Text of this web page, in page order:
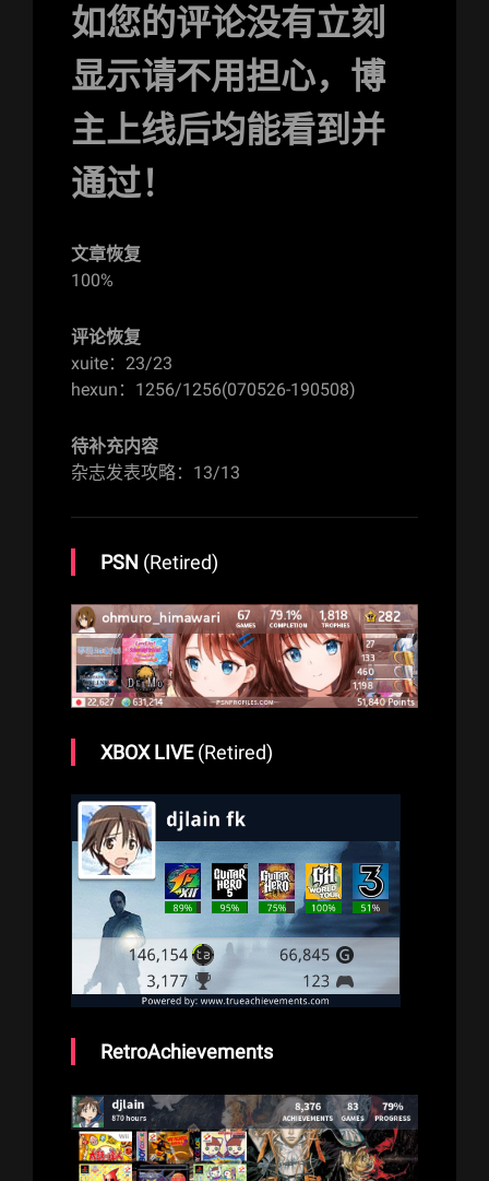
如您的评论没有立刻
显示请不用担心，博
主上线后均能看到并
通过！
文章恢复
100%
评论恢复
xuite：23/23
hexun：1256/1256(070526-190508)
待补充内容
杂志发表攻略：13/13
PSN (Retired)
XBOX LIVE(Retired)
RetroAchievements